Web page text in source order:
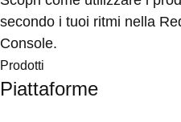
secondo i tuoi ritmi nella
Console.
Prodotti
Piattaforme